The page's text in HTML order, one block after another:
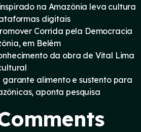
na Amazônia leva cultura
digitais
Corrida pela Democracia
em Belém
da obra de Vital Lima
alimento e sustento para
aponta pesquisa